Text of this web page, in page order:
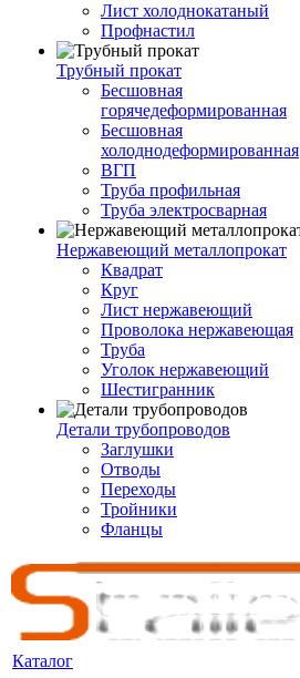
Лист холоднокатаный
Профнастил
Трубный прокат
Бесшовная
горячедеформированная
Бесшовная
холоднодеформированная
ВГП
Труба профильная
Труба электросварная
Нержавеющий металлопрокат
Квадрат
Круг
Лист нержавеющий
Проволока нержавеющая
Труба
Уголок нержавеющий
Шестигранник
Детали трубопроводов
Заглушки
Отводы
Переходы
Тройники
Фланцы
Каталог